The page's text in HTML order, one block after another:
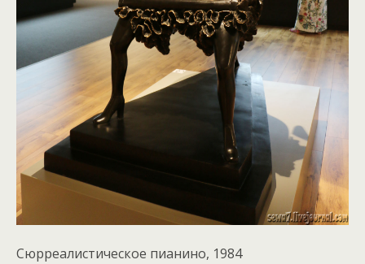
Сюрреалистическое пианино, 1984